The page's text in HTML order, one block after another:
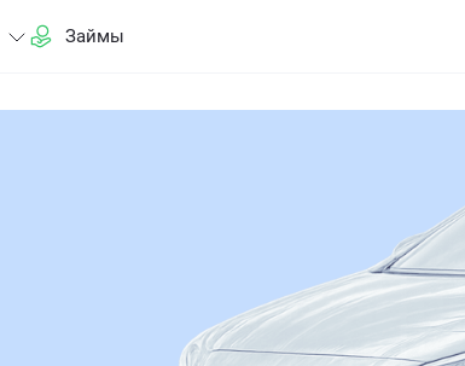
Займы